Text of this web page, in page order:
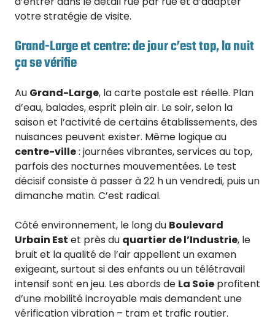
votre stratégie de visite.
Grand-Large et centre: de jour c’est top, la nuit
ça se vérifie
Au Grand-Large, la carte postale est réelle. Plan
d’eau, balades, esprit plein air. Le soir, selon la
saison et l’activité de certains établissements, des
nuisances peuvent exister. Même logique au
centre-ville: journées vibrantes, services au top,
parfois des nocturnes mouvementées. Le test
décisif consiste à passer à 22 h un vendredi, puis un
dimanche matin. C’est radical.
Côté environnement, le long du Boulevard
Urbain Est et près du quartier de l’Industrie, le
bruit et la qualité de l’air appellent un examen
exigeant, surtout si des enfants ou un télétravail
intensif sont en jeu. Les abords de La Soie profitent
d’une mobilité incroyable mais demandent une
vérification vibration – tram et trafic routier.